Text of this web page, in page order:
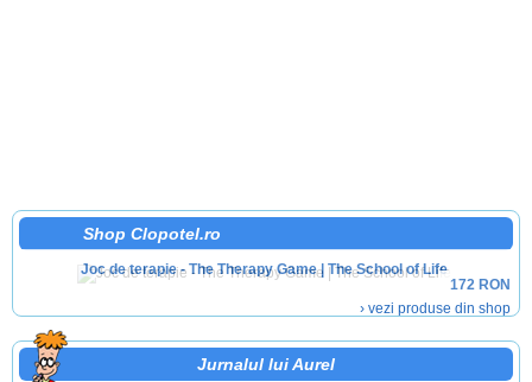
Shop Clopotel.ro
Joc de terapie - The Therapy Game | The School of Life
172 RON
› vezi produse din shop
Jurnalul lui Aurel